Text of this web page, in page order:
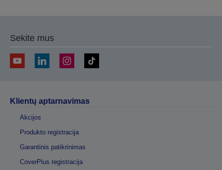
Sekite mus
Klientų aptarnavimas
Akcijos
Produkto registracija
Garantinis patikrinimas
CoverPlus registracija